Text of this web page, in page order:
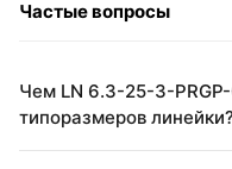
Частые вопросы
Чем LN 6.3-25-3-
типоразмеров линейки?